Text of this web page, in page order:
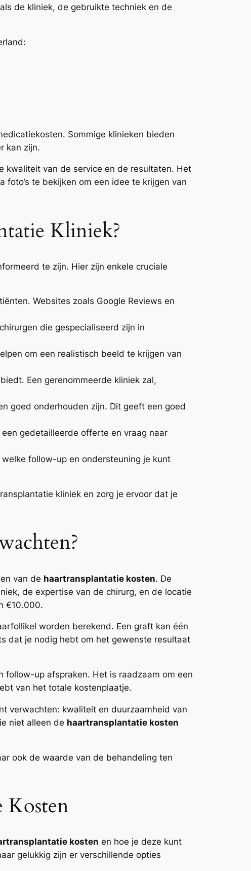
de kliniek, de gebruikte techniek en de
Sommige klinieken bieden
kan zijn.
kwaliteit van de service en de resultaten. Het
te bekijken om een idee te krijgen van
Kliniek?
te zijn. Hier zijn enkele cruciale
Websites zoals Google Reviews en
die gespecialiseerd zijn in
om een realistisch beeld te krijgen van
Een gerenommeerde kliniek zal,
goed onderhouden zijn. Dit geeft een goed
gedetailleerde offerte en vraag naar
follow-up en ondersteuning je kunt
kliniek en zorg je ervoor dat je
van de haartransplantatie kosten. De
de expertise van de chirurg, en de locatie
€10.000.
worden berekend. Een graft kan één
dat je nodig hebt om het gewenste resultaat
follow-up afspraken. Het is raadzaam om een
van het totale kostenplaatje.
verwachten: kwaliteit en duurzaamheid van
niet alleen de haartransplantatie kosten
ook de waarde van de behandeling ten
Kosten
kosten en hoe je deze kunt
gelukkig zijn er verschillende opties